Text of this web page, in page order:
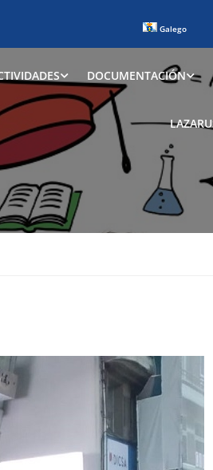
Galego
DOCUMENTACIÓN